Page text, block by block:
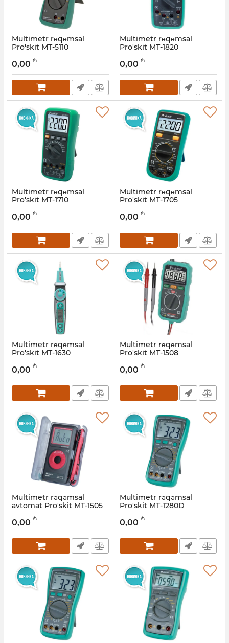
Multimetr rəqəmsal
Pro'skit MT-5110
027001012
0,00 ₼
Multimetr rəqəmsal
Pro'skit MT-1820
027001013
0,00 ₼
Multimetr rəqəmsal
Pro'skit MT-1710
027001014
0,00 ₼
Multimetr rəqəmsal
Pro'skit MT-1705
027001015
0,00 ₼
Multimetr rəqəmsal
Pro'skit MT-1630
027001016
0,00 ₼
Multimetr rəqəmsal
Pro'skit MT-1508
027001017
0,00 ₼
Multimetr rəqəmsal
avtomat Pro'skit MT-1505
027001018
0,00 ₼
Multimetr rəqəmsal
Pro'skit MT-1280D
027001019
0,00 ₼